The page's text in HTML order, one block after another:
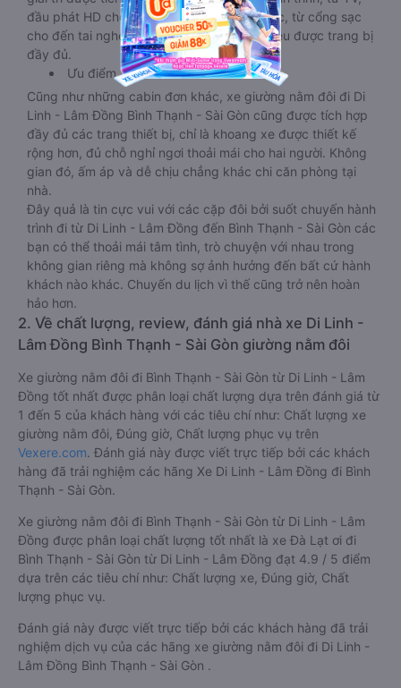
đầu phát HD cho đến wifi hoạt động liên tục, từ cổng sạc
cho đến tai nghe, đèn đọc sách,… tất cả đều được trang bị
đầy đủ.
Ưu điểm
Cũng như những cabin đơn khác, xe giường nằm đôi đi Di
Linh - Lâm Đồng Bình Thạnh - Sài Gòn cũng được tích hợp
đầy đủ các trang thiết bị, chỉ là khoang xe được thiết kế
rộng hơn, đủ chỗ nghỉ ngơi thoải mái cho hai người. Không
gian đó, ấm áp và dễ chịu chẳng khác chi căn phòng tại
nhà.
Đây quả là tin cực vui với các cặp đôi bởi suốt chuyến hành
trình đi từ Di Linh - Lâm Đồng đến Bình Thạnh - Sài Gòn các
bạn có thể thoải mái tâm tình, trò chuyện với nhau trong
không gian riêng mà không sợ ảnh hưởng đến bất cứ hành
khách nào khác. Chuyến du lịch vì thế cũng trở nên hoàn
hảo hơn.
2. Về chất lượng, review, đánh giá nhà xe Di Linh -
Lâm Đồng Bình Thạnh - Sài Gòn giường nằm đôi
Xe giường nằm đôi đi Bình Thạnh - Sài Gòn từ Di Linh - Lâm
Đồng tốt nhất được phân loại chất lượng dựa trên đánh giá từ
1 đến 5 của khách hàng với các tiêu chí như: Chất lượng xe
giường nằm đôi, Đúng giờ, Chất lượng phục vụ trên
Vexere.com. Đánh giá này được viết trực tiếp bởi các khách
hàng đã trải nghiệm các hãng Xe Di Linh - Lâm Đồng đi Bình
Thạnh - Sài Gòn.
Xe giường nằm đôi đi Bình Thạnh - Sài Gòn từ Di Linh - Lâm
Đồng được phân loại chất lượng tốt nhất là xe Đà Lạt ơi đi
Bình Thạnh - Sài Gòn từ Di Linh - Lâm Đồng đạt 4.9 / 5 điểm
dựa trên các tiêu chí như: Chất lượng xe, Đúng giờ, Chất
lượng phục vụ.
Đánh giá này được viết trực tiếp bởi các khách hàng đã trải
nghiệm dịch vụ của các hãng xe giường nằm đôi đi Di Linh -
Lâm Đồng Bình Thạnh - Sài Gòn .